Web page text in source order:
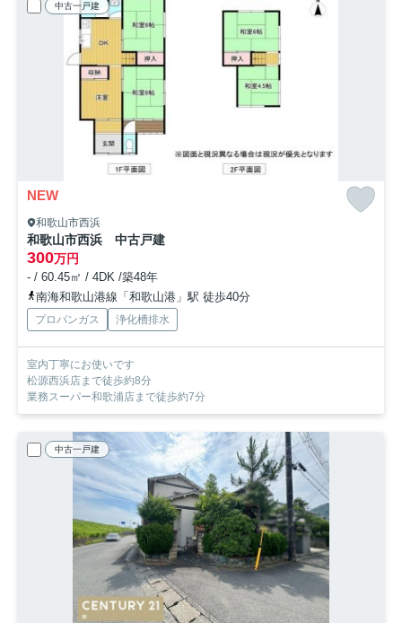
中古一戸建
NEW
和歌山市西浜
和歌山市西浜 中古戸建
300万円
- / 60.45㎡ / 4DK /築48年
南海和歌山港線「和歌山港」駅 徒歩40分
プロパンガス 浄化槽排水
室内丁寧にお使いです
松源西浜店まで徒歩約8分
業務スーパー和歌浦店まで徒歩約7分
中古一戸建